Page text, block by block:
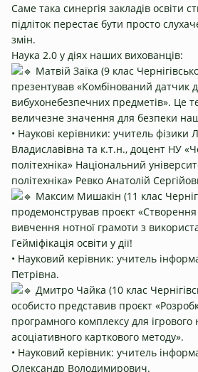
Саме така синергія закладів освіти
підліток перестає бути просто
змін.
Наука 2.0 у діях наших вихованців:
Матвій Заїка (9 клас
презентував «Комбінований датчик
вибухонебезпечних предметів». Це
величезне значення для безпеки
• Наукові керівники: учитель фізики
Владиславівна та к.т.н., доцент НУ
політехніка» Національний
політехніка» Ревко Анатолій
Максим Мишакін (11 клас
продемонстрував проєкт
вивчення нотної грамоти з
Гейміфікація освіти у дії!
• Науковий керівник: учитель
Петрівна.
Дмитро Чайка (10 клас
особисто представив проєкт
програмного комплексу для
асоціативного карткового методу».
• Науковий керівник: учитель
Олександр Володимирович.